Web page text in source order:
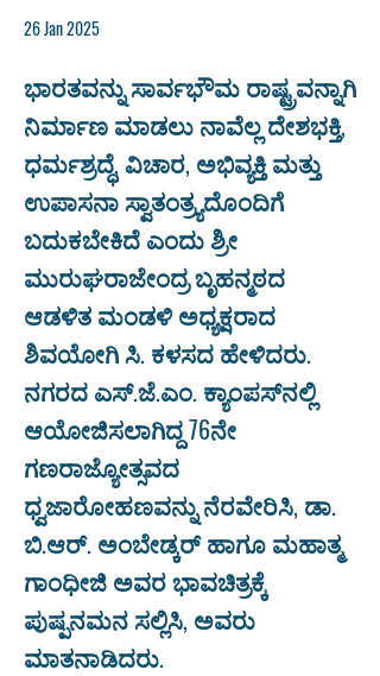
26 Jan 2025
ಭಾರತವನ್ನು ಸಾರ್ವಭೌಮ ರಾಷ್ಟ್ರವನ್ನಾಗಿ
ನಿರ್ಮಾಣ ಮಾಡಲು ನಾವೆಲ್ಲ ದೇಶಭಕ್ತಿ,
ಧರ್ಮಶ್ರದ್ಧೆ, ವಿಚಾರ, ಅಭಿವ್ಯಕ್ತಿ ಮತ್ತು
ಉಪಾಸನಾ ಸ್ವಾತಂತ್ರ್ಯದೊಂದಿಗೆ
ಬದುಕಬೇಕಿದೆ ಎಂದು ಶ್ರೀ
ಮುರುಘರಾಜೇಂದ್ರ ಬೃಹನ್ಮಠದ
ಆಡಳಿತ ಮಂಡಳಿ ಅಧ್ಯಕ್ಷರಾದ
ಶಿವಯೋಗಿ ಸಿ. ಕಳಸದ ಹೇಳಿದರು.
ನಗರದ ಎಸ್.ಜೆ.ಎಂ. ಕ್ಯಾಂಪಸ್‌ನಲ್ಲಿ
ಆಯೋಜಿಸಲಾಗಿದ್ದ 76ನೇ
ಗಣರಾಜ್ಯೋತ್ಸವದ
ಧ್ವಜಾರೋಹಣವನ್ನು ನೆರವೇರಿಸಿ, ಡಾ.
ಬಿ.ಆರ್. ಅಂಬೇಡ್ಕರ್ ಹಾಗೂ ಮಹಾತ್ಮ
ಗಾಂಧೀಜಿ ಅವರ ಭಾವಚಿತ್ರಕ್ಕೆ
ಪುಷ್ಪನಮನ ಸಲ್ಲಿಸಿ, ಅವರು
ಮಾತನಾಡಿದರು.